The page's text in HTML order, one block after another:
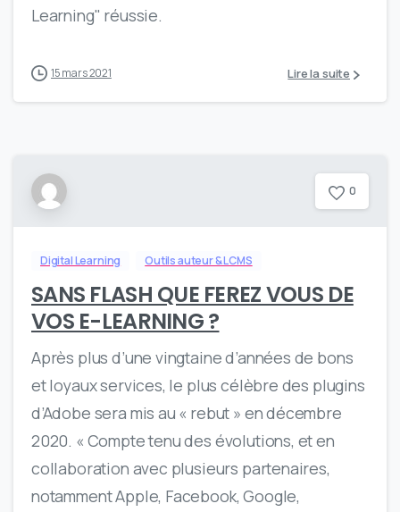
Learning" réussie.
15 mars 2021 Lire la suite
0
Digital Learning Outils auteur & LCMS
SANS FLASH QUE FEREZ VOUS DE
VOS E-LEARNING ?
Après plus d’une vingtaine d’années de bons
et loyaux services, le plus célèbre des plugins
d’Adobe sera mis au « rebut » en décembre
2020. « Compte tenu des évolutions, et en
collaboration avec plusieurs partenaires,
notamment Apple, Facebook, Google,